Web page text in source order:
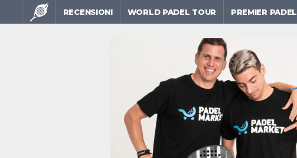
RECENSIONI WORLD PADEL TOUR PREMIER PADEL